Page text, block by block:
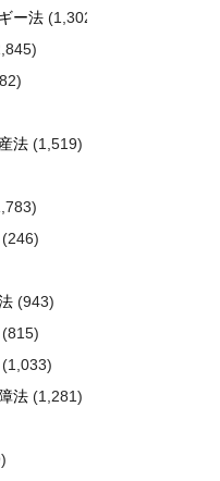
ー法 (1,302)
法 (1,519)
(246)
(943)
(815)
(1,033)
法 (1,281)